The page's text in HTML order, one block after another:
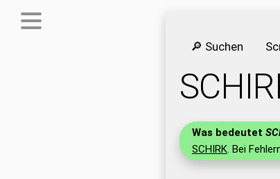
🔎 Suchen
Was bedeutet
SCHIRK. Bei